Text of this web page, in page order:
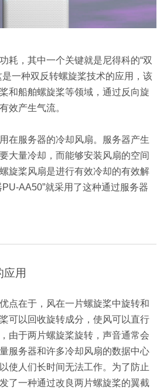
耗，其中一个关键就是尼得科的“双
是一种双反转螺旋桨技术的应用，该
和船舶螺旋桨等领域，通过反向旋
效产生气流。
在服务器的冷却风扇。服务器产生
大量冷却，而能够安装风扇的空间
旋桨风扇是进行有效冷却的有效解
AA50”就采用了这种通过服务器
应用
点在于，风在一片螺旋桨中旋转和
可以回收旋转成分，使风可以直行
由于两片螺旋桨旋转，声音通常会
服务器和许多冷却风扇的数据中心
使人们长时间无法工作。为了防止
了一种通过改良两片螺旋桨的翼截